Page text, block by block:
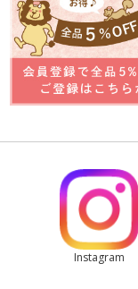
Instagram